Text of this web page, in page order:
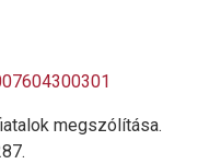
megszólítása.